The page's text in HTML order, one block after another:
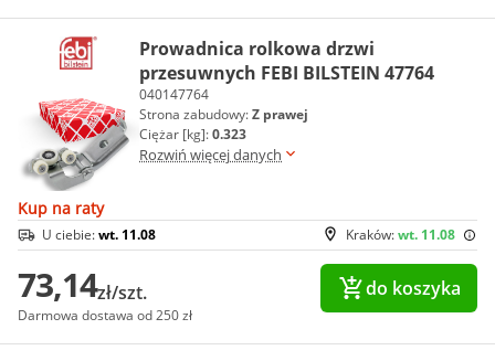
Prowadnica rolkowa drzwi
przesuwnych FEBI BILSTEIN 47764
040147764
Strona zabudowy:Z prawej
Ciężar [kg]:0.323
Rozwiń więcej danych
Kup na raty
Kraków:wt. 11.08
U ciebie:wt. 11.08
73,14zł/szt.
Darmowa dostawa od 250 zł
do koszyka